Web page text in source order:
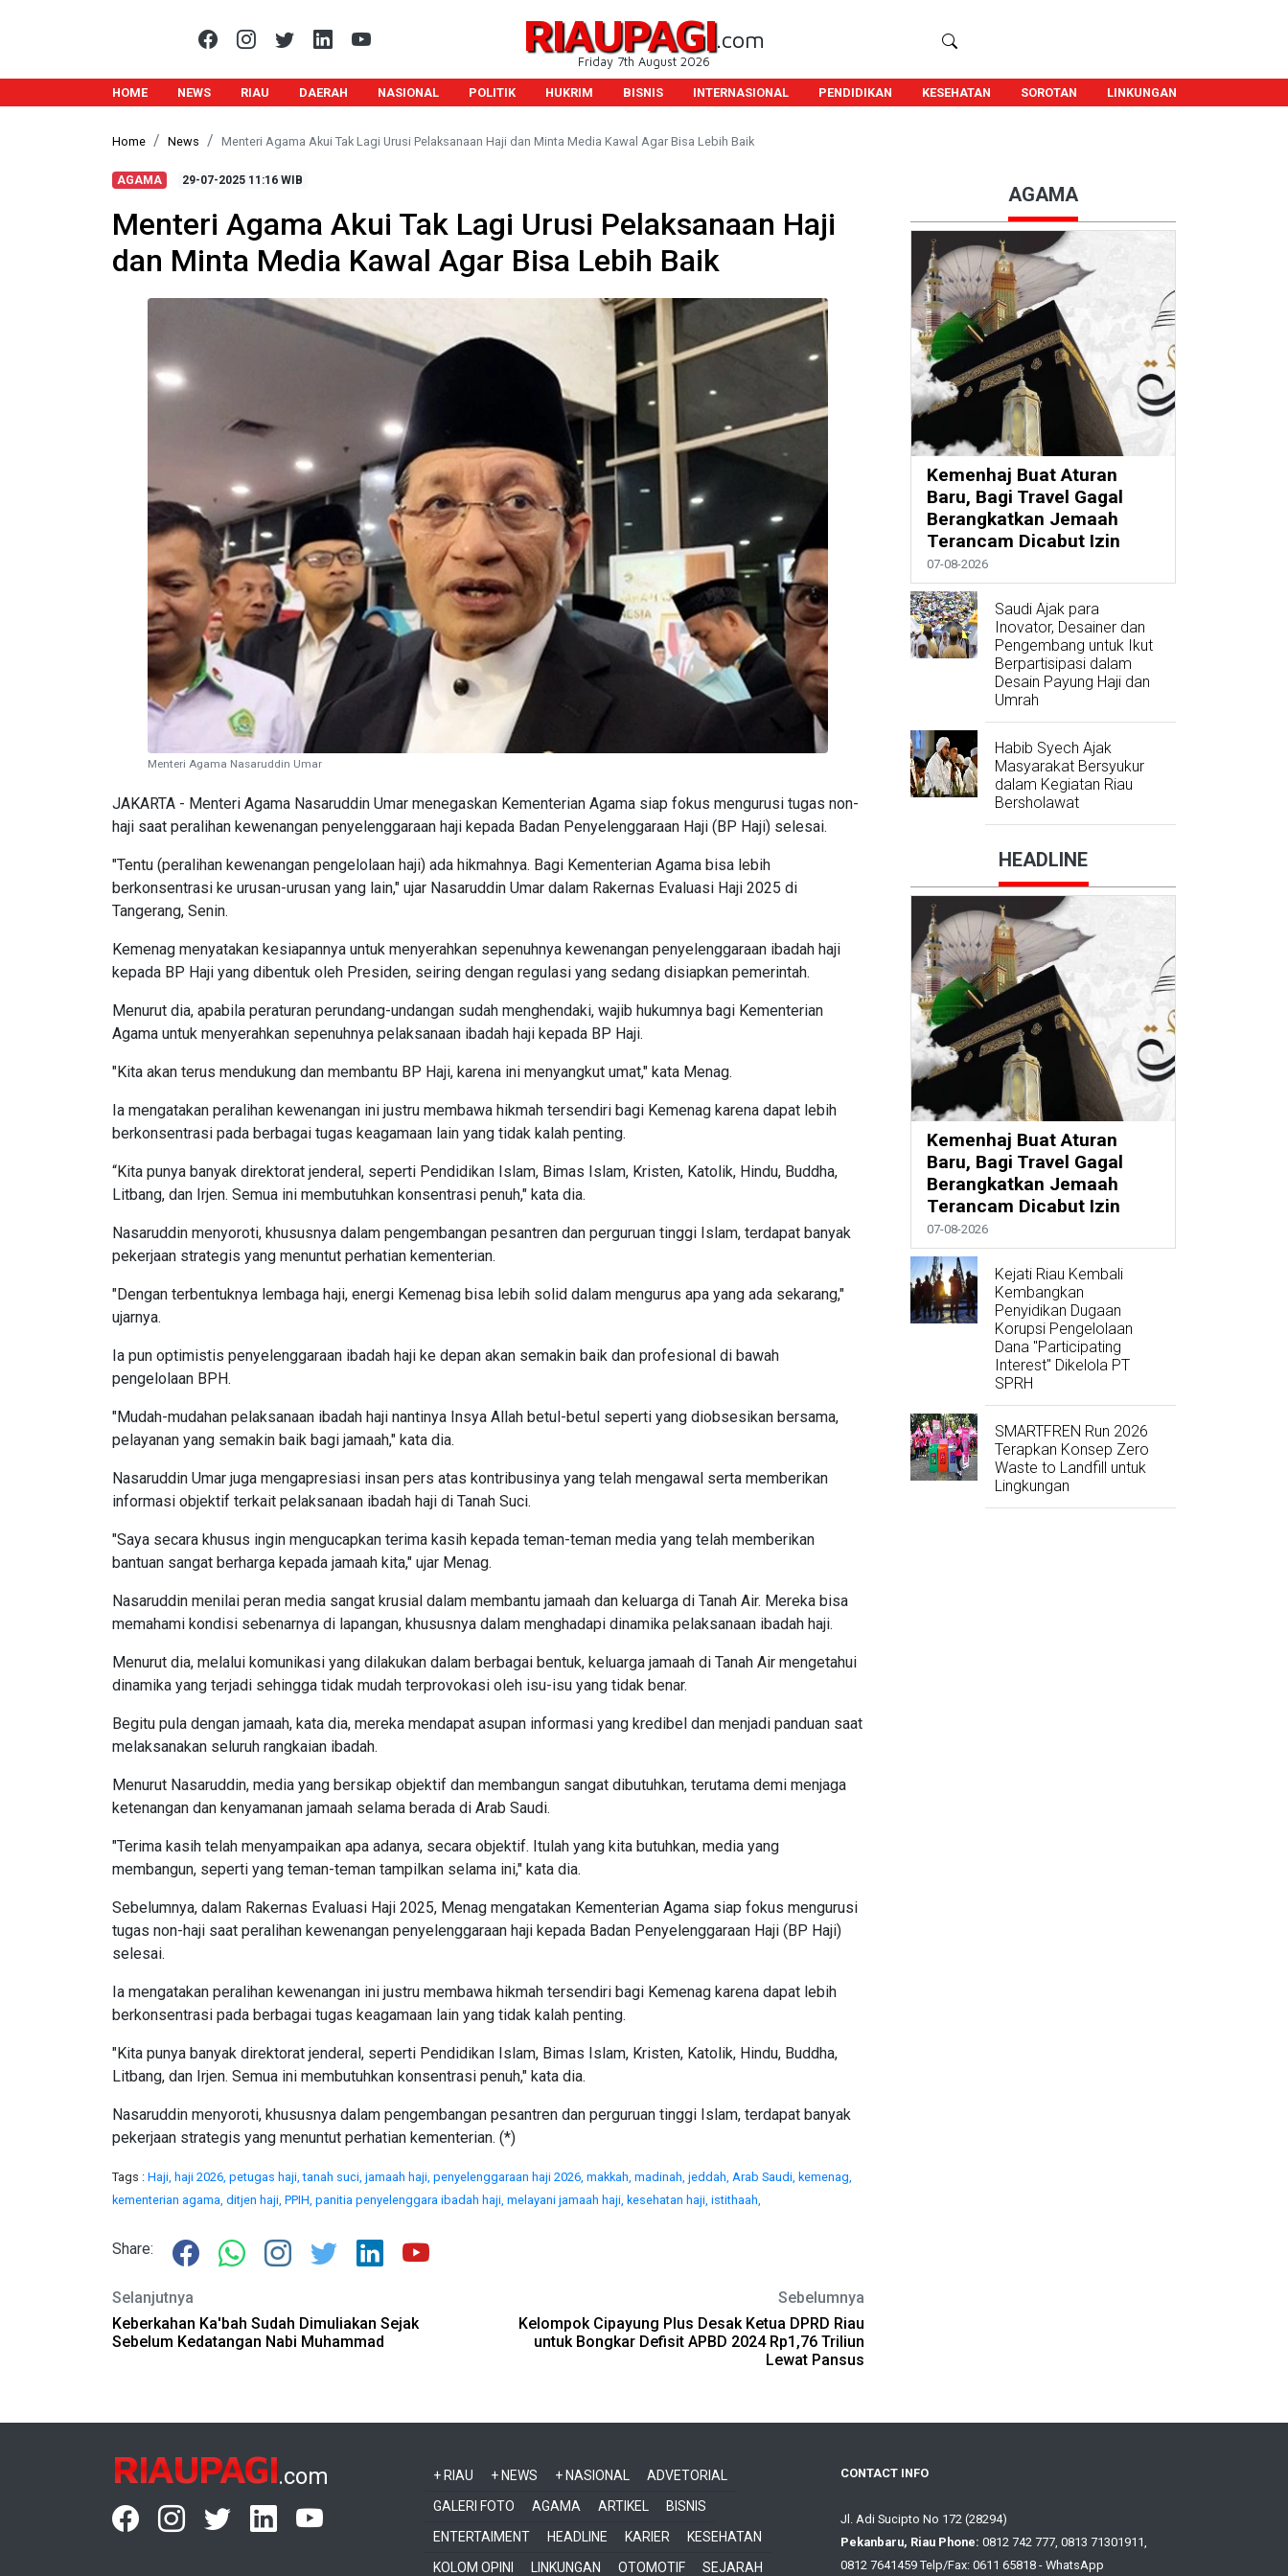
RIAUPAGI.com
Friday 7th August 2026
HOME NEWS RIAU DAERAH NASIONAL POLITIK HUKRIM BISNIS INTERNASIONAL PENDIDIKAN KESEHATAN SOROTAN LINKUNGAN
Home News Menteri Agama Akui Tak Lagi Urusi Pelaksanaan Haji dan Minta Media Kawal Agar Bisa Lebih Baik
AGAMA 29-07-2025 11:16 WIB
Menteri Agama Akui Tak Lagi Urusi Pelaksanaan Haji
dan Minta Media Kawal Agar Bisa Lebih Baik
Menteri Agama Nasaruddin Umar
JAKARTA - Menteri Agama Nasaruddin Umar menegaskan Kementerian Agama siap fokus mengurusi tugas non-
haji saat peralihan kewenangan penyelenggaraan haji kepada Badan Penyelenggaraan Haji (BP Haji) selesai.
"Tentu (peralihan kewenangan pengelolaan haji) ada hikmahnya. Bagi Kementerian Agama bisa lebih
berkonsentrasi ke urusan-urusan yang lain," ujar Nasaruddin Umar dalam Rakernas Evaluasi Haji 2025 di
Tangerang, Senin.
Kemenag menyatakan kesiapannya untuk menyerahkan sepenuhnya kewenangan penyelenggaraan ibadah haji
kepada BP Haji yang dibentuk oleh Presiden, seiring dengan regulasi yang sedang disiapkan pemerintah.
Menurut dia, apabila peraturan perundang-undangan sudah menghendaki, wajib hukumnya bagi Kementerian
Agama untuk menyerahkan sepenuhnya pelaksanaan ibadah haji kepada BP Haji.
"Kita akan terus mendukung dan membantu BP Haji, karena ini menyangkut umat," kata Menag.
Ia mengatakan peralihan kewenangan ini justru membawa hikmah tersendiri bagi Kemenag karena dapat lebih
berkonsentrasi pada berbagai tugas keagamaan lain yang tidak kalah penting.
“Kita punya banyak direktorat jenderal, seperti Pendidikan Islam, Bimas Islam, Kristen, Katolik, Hindu, Buddha,
Litbang, dan Irjen. Semua ini membutuhkan konsentrasi penuh," kata dia.
Nasaruddin menyoroti, khususnya dalam pengembangan pesantren dan perguruan tinggi Islam, terdapat banyak
pekerjaan strategis yang menuntut perhatian kementerian.
"Dengan terbentuknya lembaga haji, energi Kemenag bisa lebih solid dalam mengurus apa yang ada sekarang,"
ujarnya.
Ia pun optimistis penyelenggaraan ibadah haji ke depan akan semakin baik dan profesional di bawah
pengelolaan BPH.
"Mudah-mudahan pelaksanaan ibadah haji nantinya Insya Allah betul-betul seperti yang diobsesikan bersama,
pelayanan yang semakin baik bagi jamaah," kata dia.
Nasaruddin Umar juga mengapresiasi insan pers atas kontribusinya yang telah mengawal serta memberikan
informasi objektif terkait pelaksanaan ibadah haji di Tanah Suci.
"Saya secara khusus ingin mengucapkan terima kasih kepada teman-teman media yang telah memberikan
bantuan sangat berharga kepada jamaah kita," ujar Menag.
Nasaruddin menilai peran media sangat krusial dalam membantu jamaah dan keluarga di Tanah Air. Mereka bisa
memahami kondisi sebenarnya di lapangan, khususnya dalam menghadapi dinamika pelaksanaan ibadah haji.
Menurut dia, melalui komunikasi yang dilakukan dalam berbagai bentuk, keluarga jamaah di Tanah Air mengetahui
dinamika yang terjadi sehingga tidak mudah terprovokasi oleh isu-isu yang tidak benar.
Begitu pula dengan jamaah, kata dia, mereka mendapat asupan informasi yang kredibel dan menjadi panduan saat
melaksanakan seluruh rangkaian ibadah.
Menurut Nasaruddin, media yang bersikap objektif dan membangun sangat dibutuhkan, terutama demi menjaga
ketenangan dan kenyamanan jamaah selama berada di Arab Saudi.
"Terima kasih telah menyampaikan apa adanya, secara objektif. Itulah yang kita butuhkan, media yang
membangun, seperti yang teman-teman tampilkan selama ini," kata dia.
Sebelumnya, dalam Rakernas Evaluasi Haji 2025, Menag mengatakan Kementerian Agama siap fokus mengurusi
tugas non-haji saat peralihan kewenangan penyelenggaraan haji kepada Badan Penyelenggaraan Haji (BP Haji)
selesai.
Ia mengatakan peralihan kewenangan ini justru membawa hikmah tersendiri bagi Kemenag karena dapat lebih
berkonsentrasi pada berbagai tugas keagamaan lain yang tidak kalah penting.
"Kita punya banyak direktorat jenderal, seperti Pendidikan Islam, Bimas Islam, Kristen, Katolik, Hindu, Buddha,
Litbang, dan Irjen. Semua ini membutuhkan konsentrasi penuh," kata dia.
Nasaruddin menyoroti, khususnya dalam pengembangan pesantren dan perguruan tinggi Islam, terdapat banyak
pekerjaan strategis yang menuntut perhatian kementerian. (*)
Tags : Haji, haji 2026, petugas haji,tanah suci, jamaah haji, penyelenggaraan haji 2026, makkah, madinah, jeddah, Arab Saudi, kemenag,
kementerian agama, ditjen haji, PPIH, panitia penyelenggara ibadah haji, melayani jamaah haji, kesehatan haji, istithaah,
Share:
Selanjutnya
Keberkahan Ka'bah Sudah Dimuliakan Sejak
Sebelum Kedatangan Nabi Muhammad
Sebelumnya
Kelompok Cipayung Plus Desak Ketua DPRD Riau
untuk Bongkar Defisit APBD 2024 Rp1,76 Triliun
Lewat Pansus
AGAMA
Kemenhaj Buat Aturan
Baru, Bagi Travel Gagal
Berangkatkan Jemaah
Terancam Dicabut Izin
07-08-2026
Saudi Ajak para
Inovator, Desainer dan
Pengembang untuk Ikut
Berpartisipasi dalam
Desain Payung Haji dan
Umrah
Habib Syech Ajak
Masyarakat Bersyukur
dalam Kegiatan Riau
Bersholawat
HEADLINE
Kemenhaj Buat Aturan
Baru, Bagi Travel Gagal
Berangkatkan Jemaah
Terancam Dicabut Izin
07-08-2026
Kejati Riau Kembali
Kembangkan
Penyidikan Dugaan
Korupsi Pengelolaan
Dana "Participating
Interest" Dikelola PT
SPRH
SMARTFREN Run 2026
Terapkan Konsep Zero
Waste to Landfill untuk
Lingkungan
RIAUPAGI.com + RIAU + NEWS + NASIONAL
ADVETORIAL
GALERI FOTO
AGAMA ARTIKEL
BISNIS
ENTERTAIMENT
HEADLINE KARIER
KESEHATAN
KOLOM OPINI
LINKUNGAN OTOMOTIF SEJARAH
CONTACT INFO
Jl. Adi Sucipto No 172 (28294)
Pekanbaru, Riau Phone: 0812 742 777, 0813 71301911,
0812 7641459 Telp/Fax: 0611 65818 - WhatsApp